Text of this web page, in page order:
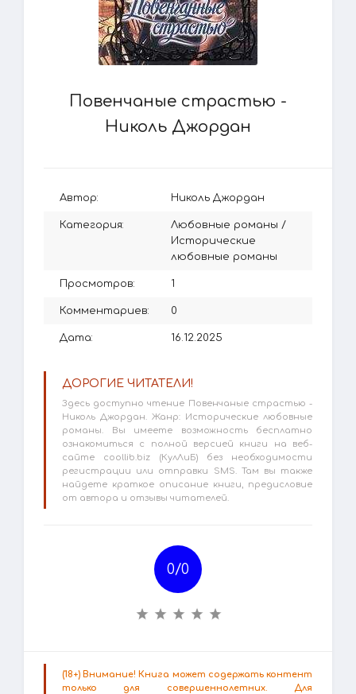
Повенчаные страстью -
Николь Джордан
Автор: Николь Джордан
Категория: Любовные романы /
Исторические
любовные романы
Просмотров: 1
Комментариев: 0
Дата: 16.12.2025
ДОРОГИЕ ЧИТАТЕЛИ!
Здесь доступно чтение Повенчаные страстью -
Николь Джордан. Жанр: Исторические любовные
романы. Вы имеете возможность бесплатно
ознакомиться с полной версией книги на веб-
сайте coollib.biz (КулЛиБ) без необходимости
регистрации или отправки SMS. Там вы также
найдете краткое описание книги, предисловие
от автора и отзывы читателей.
0/0
(18+) Внимание! Книга может содержать контент
только для совершеннолетних. Для